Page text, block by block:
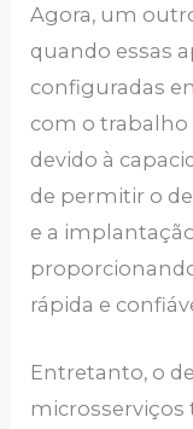
Agora, um
quando essas
configuradas
com o trabalho
devido à
de permitir o
e a
rápida e
Entretanto, o